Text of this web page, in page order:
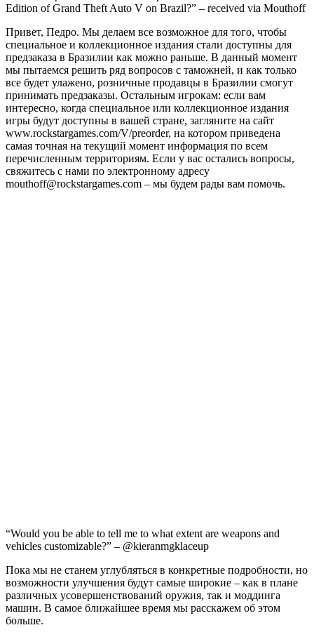
Edition of Grand Theft Auto V on Brazil?” – received via Mouthoff
Привет, Педро. Мы делаем все возможное для того, чтобы
специальное и коллекционное издания стали доступны для
предзаказа в Бразилии как можно раньше. В данный момент
мы пытаемся решить ряд вопросов с таможней, и как только
все будет улажено, розничные продавцы в Бразилии смогут
принимать предзаказы. Остальным игрокам: если вам
интересно, когда специальное или коллекционное издания
игры будут доступны в вашей стране, загляните на сайт
www.rockstargames.com/V/preorder, на котором приведена
самая точная на текущий момент информация по всем
перечисленным территориям. Если у вас остались вопросы,
свяжитесь с нами по электронному адресу
mouthoff@rockstargames.com – мы будем рады вам помочь.
“Would you be able to tell me to what extent are weapons and
vehicles customizable?” – @kieranmgklaceup
Пока мы не станем углубляться в конкретные подробности, но
возможности улучшения будут самые широкие – как в плане
различных усовершенствований оружия, так и моддинга
машин. В самое ближайшее время мы расскажем об этом
больше.